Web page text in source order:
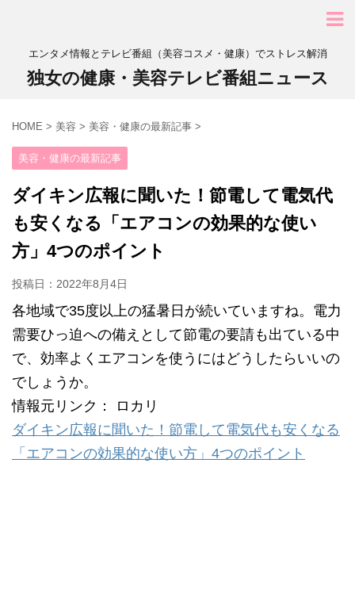
エンタメ情報とテレビ番組（美容コスメ・健康）でストレス解消
独女の健康・美容テレビ番組ニュース
HOME > 美容 > 美容・健康の最新記事 >
美容・健康の最新記事
ダイキン広報に聞いた！節電して電気代
も安くなる「エアコンの効果的な使い
方」4つのポイント
投稿日： 2022年8月4日
各地域で35度以上の猛暑日が続いていますね。電力
需要ひっ迫への備えとして節電の要請も出ている中
で、効率よくエアコンを使うにはどうしたらいいの
でしょうか。
情報元リンク： ロカリ
ダイキン広報に聞いた！節電して電気代も安くなる
「エアコンの効果的な使い方」4つのポイント